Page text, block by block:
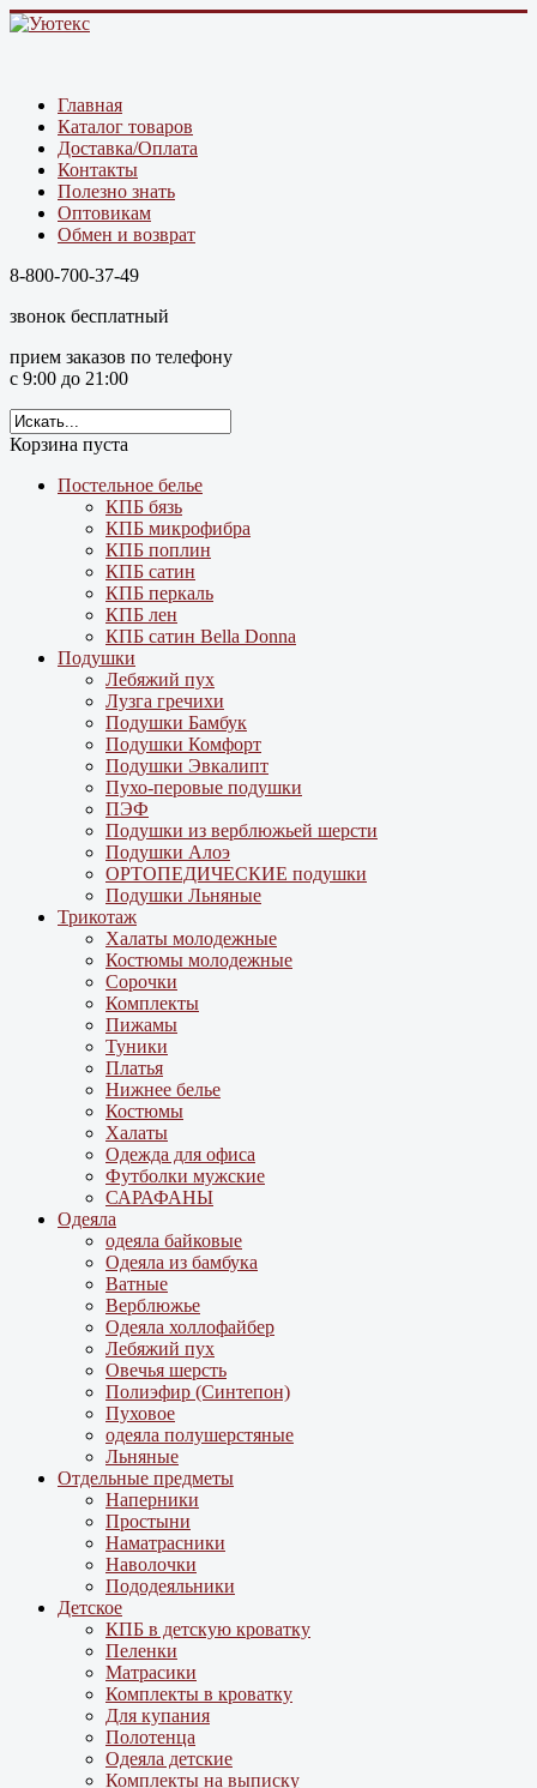
Главная
Каталог товаров
Доставка/Оплата
Контакты
Полезно знать
Оптовикам
Обмен и возврат
8-800-700-37-49
звонок бесплатный
прием заказов по телефону
с 9:00 до 21:00
Корзина пуста
Постельное белье
КПБ бязь
КПБ микрофибра
КПБ поплин
КПБ сатин
КПБ перкаль
КПБ лен
КПБ сатин Bella Donna
Подушки
Лебяжий пух
Лузга гречихи
Подушки Бамбук
Подушки Комфорт
Подушки Эвкалипт
Пухо-перовые подушки
ПЭФ
Подушки из верблюжьей шерсти
Подушки Алоэ
ОРТОПЕДИЧЕСКИЕ подушки
Подушки Льняные
Трикотаж
Халаты молодежные
Костюмы молодежные
Сорочки
Комплекты
Пижамы
Туники
Платья
Нижнее белье
Костюмы
Халаты
Одежда для офиса
Футболки мужские
САРАФАНЫ
Одеяла
одеяла байковые
Одеяла из бамбука
Ватные
Верблюжье
Одеяла холлофайбер
Лебяжий пух
Овечья шерсть
Полиэфир (Синтепон)
Пуховое
одеяла полушерстяные
Льняные
Отдельные предметы
Наперники
Простыни
Наматрасники
Наволочки
Пододеяльники
Детское
КПБ в детскую кроватку
Пеленки
Матрасики
Комплекты в кроватку
Для купания
Полотенца
Одеяла детские
Комплекты на выписку